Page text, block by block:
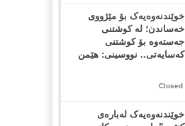
خوێندنەوەیەک بۆ مێژووی
خەساندن؛ لە کوشتنی
جەستەوە بۆ کوشتنی
کەسایەتی.. نووسینی: هێمن
خوێندنەوەیەک لەبارەی